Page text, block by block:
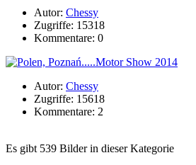
Autor: Chessy
Zugriffe: 15318
Kommentare: 0
Autor: Chessy
Zugriffe: 15618
Kommentare: 2
Es gibt 539 Bilder in dieser Kategorie